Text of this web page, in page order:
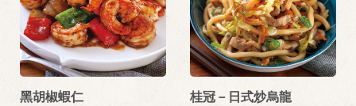
黑胡椒蝦仁 桂冠－日式炒烏龍